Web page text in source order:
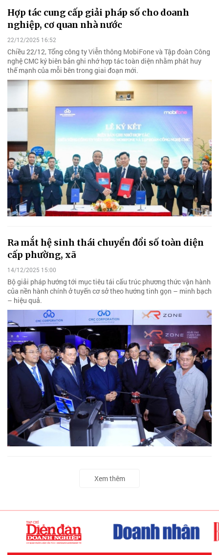
Hợp tác cung cấp giải pháp số cho doanh
nghiệp, cơ quan nhà nước
22/12/2025 16:52
Chiều 22/12, Tổng công ty Viễn thông MobiFone và Tập đoàn Công
nghệ CMC ký biên bản ghi nhớ hợp tác toàn diện nhằm phát huy
thế mạnh của mỗi bên trong giai đoạn mới.
Ra mắt hệ sinh thái chuyển đổi số toàn diện
cấp phường, xã
14/12/2025 15:00
Bộ giải pháp hướng tới mục tiêu tái cấu trúc phương thức vận hành
của nền hành chính ở tuyến cơ sở theo hướng tinh gọn – minh bạch
– hiệu quả.
Xem thêm